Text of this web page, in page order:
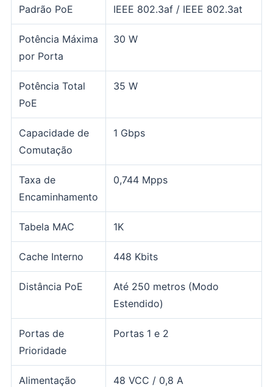
Padrão PoE IEEE 802.3af / IEEE 802.3at
Potência Máxima
por Porta
30 W
Potência Total
PoE
35 W
Capacidade de
Comutação
1 Gbps
Taxa de
Encaminhamento
0,744 Mpps
Tabela MAC 1K
Cache Interno 448 Kbits
Distância PoE
Até 250 metros (Modo
Estendido)
Portas de
Prioridade
Portas 1 e 2
Alimentação 48 VCC / 0,8 A